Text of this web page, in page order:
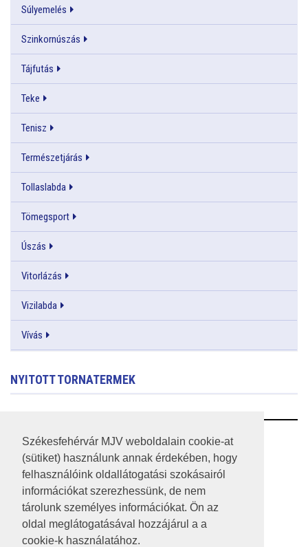
Székesfehérvár MJV weboldalain cookie-at
(sütiket) használunk annak érdekében, hogy
felhasználóink oldallátogatási szokásairól
információkat szerezhessünk, de nem
tárolunk személyes információkat. Ön az
oldal meglátogatásával hozzájárul a a
cookie-k használatához.
Súlyemelés
Szinkornúszás
Tájfutás
Teke
Tenisz
Természetjárás
Tollaslabda
Tömegsport
Úszás
Vitorlázás
Vizilabda
Vívás
NYITOTT TORNATERMEK
RSS
A HONLAP 2017.03.31-I ÁLLAPOTA
JOGI NYILATKOZAT
IMPRESSZUM